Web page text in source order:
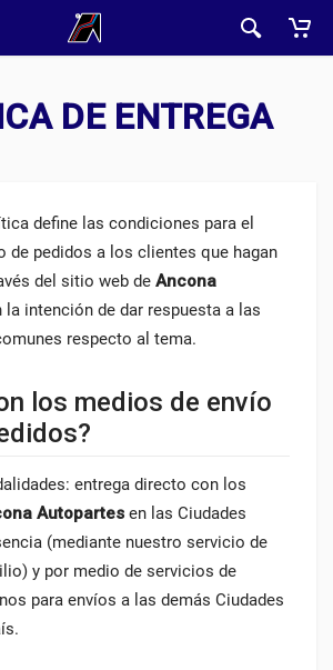
DE ENTREGA
define las condiciones para el
de pedidos a los clientes que hagan
del sitio web de Ancona
la intención de dar respuesta a las
respecto al tema.
los medios de envío
entrega directo con los
Autopartes en las Ciudades
(mediante nuestro servicio de
y por medio de servicios de
para envíos a las demás Ciudades